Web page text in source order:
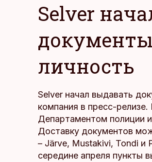
Selver
личность
Selver начал выдавать
компания в пресс-
Департаментом полиции
Доставку документов
– Järve, Mustakivi, Tondi и
середине апреля пункты